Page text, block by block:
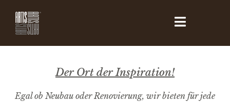
Der Ort der Inspiration!
Egal ob Neubau oder Renovierung, wir bieten für jede